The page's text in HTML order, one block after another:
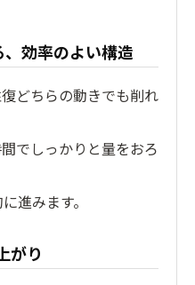
効率のよい構造
どちらの動きでも削れ
でしっかりと量をおろ
進みます。
がり